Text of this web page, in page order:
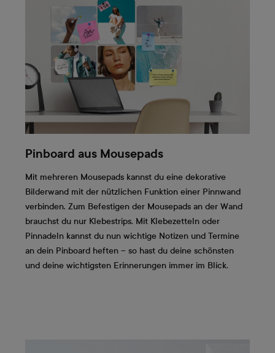
Pinboard aus Mousepads
Mit mehreren Mousepads kannst du eine dekorative
Bilderwand mit der nützlichen Funktion einer Pinnwand
verbinden. Zum Befestigen der Mousepads an der Wand
brauchst du nur Klebestrips. Mit Klebezetteln oder
Pinnadeln kannst du nun wichtige Notizen und Termine
an dein Pinboard heften – so hast du deine schönsten
und deine wichtigsten Erinnerungen immer im Blick.